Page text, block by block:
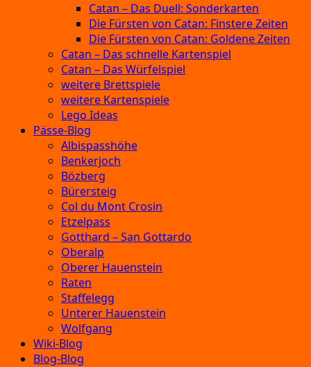
Catan – Das Duell: Sonderkarten
Die Fürsten von Catan: Finstere Zeiten
Die Fürsten von Catan: Goldene Zeiten
Catan – Das schnelle Kartenspiel
Catan – Das Würfelspiel
weitere Brettspiele
weitere Kartenspiele
Lego Ideas
Pässe-Blog
Albispasshöhe
Benkerjoch
Bözberg
Bürersteig
Col du Mont Crosin
Etzelpass
Gotthard – San Gottardo
Oberalp
Oberer Hauenstein
Raten
Staffelegg
Unterer Hauenstein
Wolfgang
Wiki-Blog
Blog-Blog